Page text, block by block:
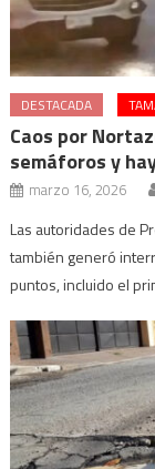
DESTACADA
Caos por
semáforos y
marzo 16, 2026
Las autoridades de
también generó
puntos, incluido el